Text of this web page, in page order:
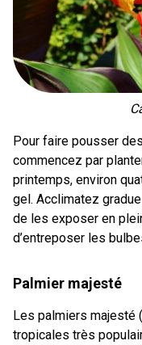
Pour faire pousser
commencez par
printemps, environ
gel. Acclimatez
de les exposer en
d’entreposer les
Palmier majesté
Les palmiers majesté (
tropicales très